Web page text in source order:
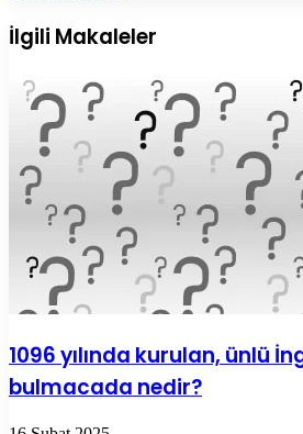
ile
paylaş
İlgili Makaleler
1096 yılında kurulan, ünlü
bulmacada nedir?